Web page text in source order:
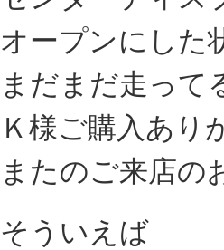
オープンにした
まだまだ走って
Ｋ様ご購入あり
またのご来店の
そういえば